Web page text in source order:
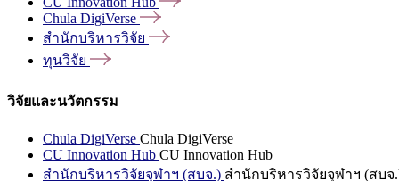
Chula DigiVerse
สำนักบริหารวิจัย
ทุนวิจัย
วิจัยและนวัตกรรม
Chula DigiVerse Chula DigiVerse
CU Innovation Hub CU Innovation Hub
สำนักบริหารวิจัยจุฬาฯ (สบจ.) สำนักบริหารวิจัยจุฬาฯ (สบจ